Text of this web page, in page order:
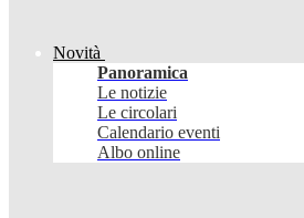
Novità
Panoramica
Le notizie
Le circolari
Calendario eventi
Albo online